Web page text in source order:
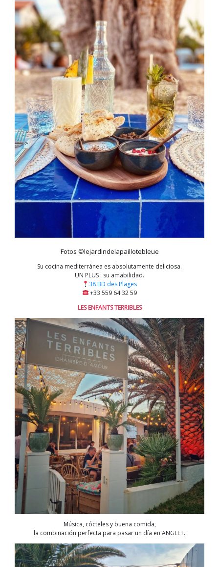
Fotos ©lejardindelapaillotebleue
Su cocina mediterránea es absolutamente deliciosa.
UN PLUS : su amabilidad.
38 BD des Plages
+33 559 64 32 59
LES ENFANTS TERRIBLES
Música, cócteles y buena comida,
la combinación perfecta para pasar un día en ANGLET.